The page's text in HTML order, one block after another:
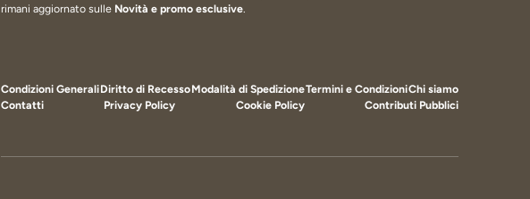
rimani aggiornato sulle Novità e promo esclusive
Condizioni GeneraliDiritto di RecessoModalità di SpedizioneTermini e CondizioniChi siamo
Contatti
Privacy Policy Cookie Policy Contributi Pubblici